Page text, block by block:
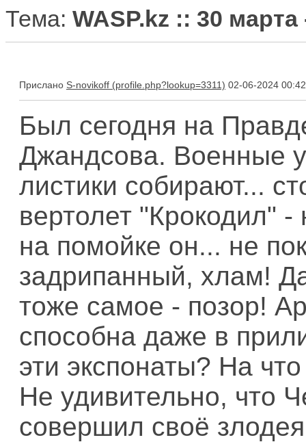
Тема: WASP.kz :: 30
Прислано S-novikoff 02-06-2024 00:42
Был сегодня на
Джандсова. Военные
листики собирают...
вертолет "Крокодил"
на помойке он... не
задрипанный, хлам!
тоже самое - позор!
способна даже в
эти экспонаты? На
Не удивительно, что
совершил своё